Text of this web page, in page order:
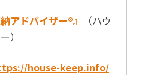
アドバイザー®』
（ハウ
）
house-keep.info/